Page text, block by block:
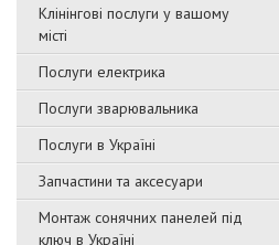
Клінінгові послуги у вашому
місті
Послуги електрика
Послуги зварювальника
Послуги в Україні
Запчастини та аксесуари
Монтаж сонячних панелей під
ключ в Україні